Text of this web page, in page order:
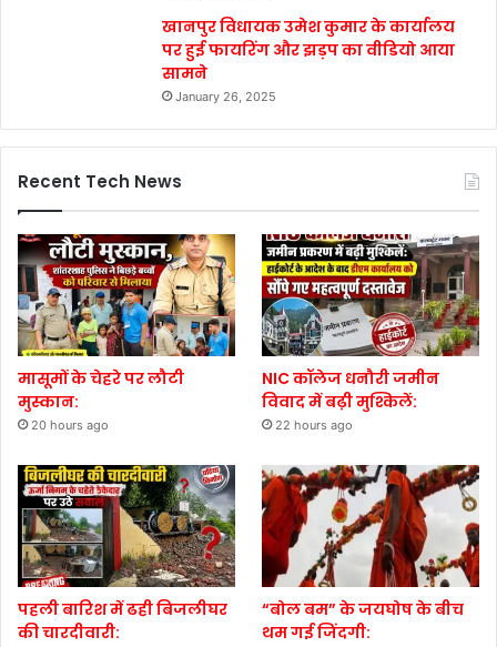
खानपुर विधायक उमेश कुमार के कार्यालय
पर हुई फायरिंग और झड़प का वीडियो आया
सामने
January 26, 2025
Recent Tech News
मासूमों के चेहरे पर लौटी
मुस्कान:
20 hours ago
NIC कॉलेज धनौरी जमीन
विवाद में बढ़ी मुश्किलें:
22 hours ago
पहली बारिश में ढही बिजलीघर
की चारदीवारी:
“बोल बम” के जयघोष के बीच
थम गई जिंदगी: